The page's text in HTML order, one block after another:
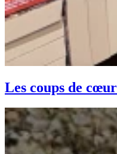
Les coups de